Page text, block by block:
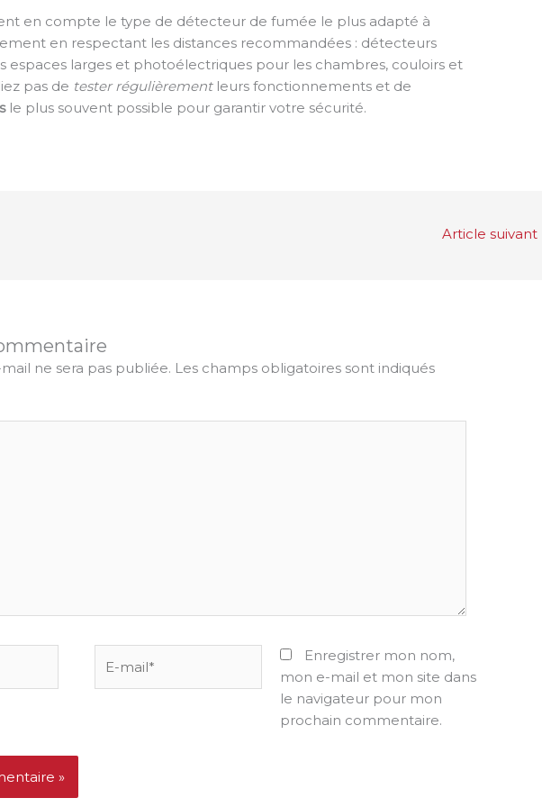
en compte le type de détecteur de fumée le plus adapté à
en respectant les distances recommandées : détecteurs
espaces larges et photoélectriques pour les chambres, couloirs et
pas de tester régulièrementleurs fonctionnements et de
le plus souvent possible pour garantir votre sécurité.
Article suivant
ne sera pas publiée. Les champs obligatoires sont indiqués
mail*
Enregistrer mon nom,
mon e-mail et mon site dans
le navigateur pour mon
prochain commentaire.